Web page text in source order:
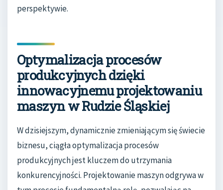
perspektywie.
Optymalizacja procesów
produkcyjnych dzięki
innowacyjnemu projektowaniu
maszyn w Rudzie Śląskiej
W dzisiejszym, dynamicznie zmieniającym się świecie
biznesu, ciągła optymalizacja procesów
produkcyjnych jest kluczem do utrzymania
konkurencyjności. Projektowanie maszyn odgrywa w